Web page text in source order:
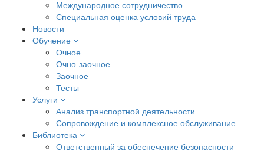
Международное сотрудничество
Специальная оценка условий труда
Новости
Обучение
Очное
Очно-заочное
Заочное
Тесты
Услуги
Анализ транспортной деятельности
Сопровождение и комплексное обслуживание
Библиотека
Ответственный за обеспечение безопасности